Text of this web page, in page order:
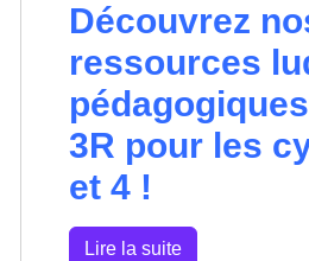
Découvrez
ressources
3R pour les
et 4 !
Lire la suite